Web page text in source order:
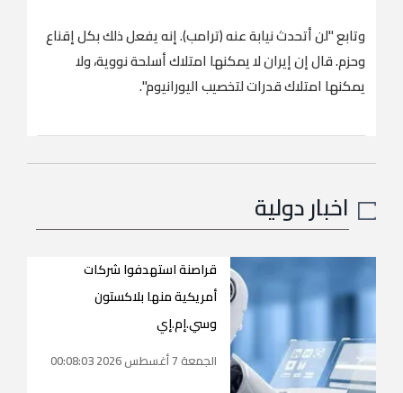
وتابع "لن أتحدث نيابة عنه (ترامب). إنه يفعل ذلك بكل إقناع
وحزم. قال إن إيران لا يمكنها امتلاك أسلحة نووية، ولا
يمكنها امتلاك قدرات لتخصيب اليورانيوم".
اخبار دولية
قراصنة استهدفوا شركات
أمريكية منها بلاكستون
وسي.إم.إي
الجمعة 7 أغسطس 2026 00:08:03